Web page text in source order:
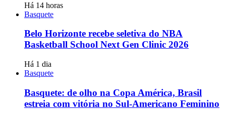
Há 14 horas
Basquete
Belo Horizonte recebe seletiva do NBA
Basketball School Next Gen Clinic 2026
Há 1 dia
Basquete
Basquete: de olho na Copa América, Brasil
estreia com vitória no Sul-Americano Feminino